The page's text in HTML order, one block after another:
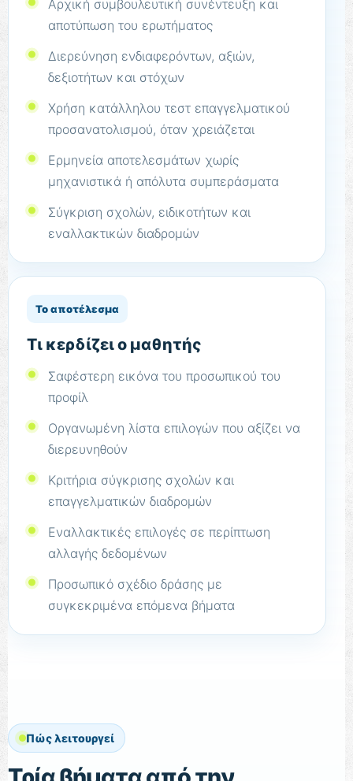
Αρχική συμβουλευτική συνέντευξη και
αποτύπωση του ερωτήματος
Διερεύνηση ενδιαφερόντων, αξιών,
δεξιοτήτων και στόχων
Χρήση κατάλληλου τεστ επαγγελματικού
προσανατολισμού, όταν χρειάζεται
Ερμηνεία αποτελεσμάτων χωρίς
μηχανιστικά ή απόλυτα συμπεράσματα
Σύγκριση σχολών, ειδικοτήτων και
εναλλακτικών διαδρομών
Το αποτέλεσμα
Τι κερδίζει ο μαθητής
Σαφέστερη εικόνα του προσωπικού του
προφίλ
Οργανωμένη λίστα επιλογών που αξίζει να
διερευνηθούν
Κριτήρια σύγκρισης σχολών και
επαγγελματικών διαδρομών
Εναλλακτικές επιλογές σε περίπτωση
αλλαγής δεδομένων
Προσωπικό σχέδιο δράσης με
συγκεκριμένα επόμενα βήματα
Πώς λειτουργεί